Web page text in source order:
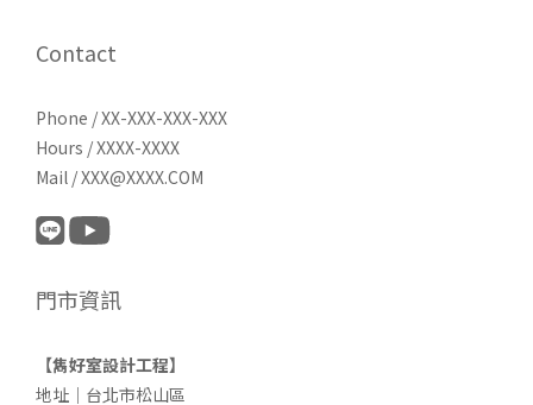
Contact
Phone / XX-XXX-XXX-XXX
Hours / XXXX-XXXX
Mail / XXX@XXXX.COM
門市資訊
【雋好室設計工程】
地址｜台北市松山區